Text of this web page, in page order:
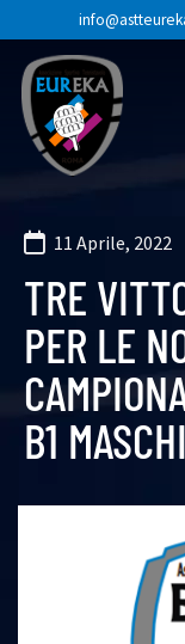
11 Aprile, 2022
TRE
PER LE
B1